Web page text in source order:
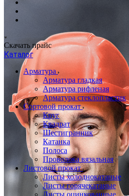
Скачать прайс
Каталог
Арматура
Арматура гладкая
Арматура рифленая
Арматура стеклопластик
Сортовой прокат
Круг
Квадрат
Шестигранник
Катанка
Полоса
Проволока вязальная
Листовой прокат
Листы холоднокатаные
Листы горячекатаные
Листы оцинкованные